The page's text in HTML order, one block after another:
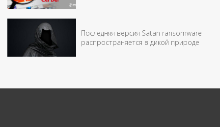
Последняя версия Satan ransomware
распространяется в дикой природе